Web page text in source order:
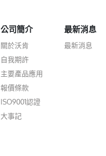
公司簡介
關於沃肯
自我期許
主要產品應用
報價條款
ISO9001認證
大事記
最新消息
最新消息